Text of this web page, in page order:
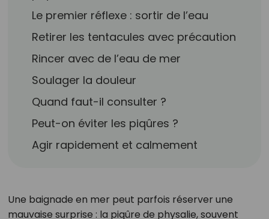
Le premier réflexe : sortir de l’eau
Retirer les tentacules avec précaution
Rincer avec de l’eau de mer
Soulager la douleur
Quand faut-il consulter ?
Peut-on éviter les piqûres ?
Agir rapidement et calmement
Une baignade en mer peut parfois réserver une
mauvaise surprise : la piqûre de physalie, souvent